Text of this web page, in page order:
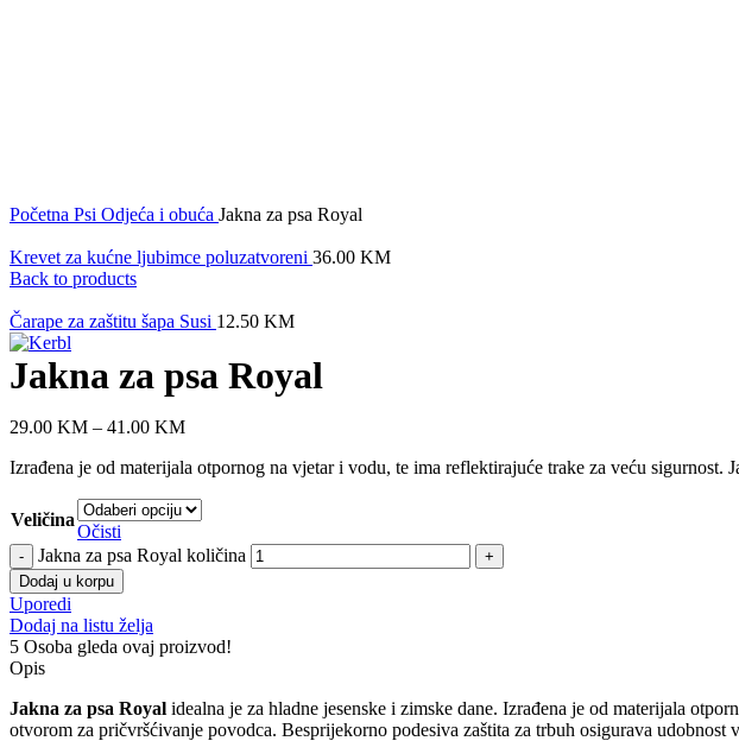
Početna Psi Odjeća i obuća Jakna za psa Royal
Krevet za kućne ljubimce poluzatvoreni 36.00 KM
Back to products
Čarape za zaštitu šapa Susi 12.50 KM
Jakna za psa Royal
29.00 KM – 41.00 KM
Izrađena je od materijala otpornog na vjetar i vodu, te ima reflektirajuće trake za veću
Veličina
Očisti
Jakna za psa Royal količina
Dodaj u korpu
Uporedi
Dodaj na listu želja
5 Osoba gleda ovaj proizvod!
Opis
Jakna za psa Royal idealna je za hladne jesenske i zimske dane. Izrađena je od materijala
otvorom za pričvršćivanje povodca. Besprijekorno podesiva zaštita za trbuh osigurava